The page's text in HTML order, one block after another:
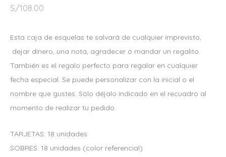
S/108.00
Esta caja de esquelas te salvará de cualquier imprevisto,
dejar dinero, una nota, agradecer ó mandar un regalito.
También es el regalo perfecto para regalar en cualquier
fecha especial. Se puede personalizar con la inicial o el
nombre que gustes. Sólo déjalo indicado en el recuadro al
momento de realizar tu pedido.
TARJETAS: 18 unidades
SOBRES: 18 unidades (color referencial)